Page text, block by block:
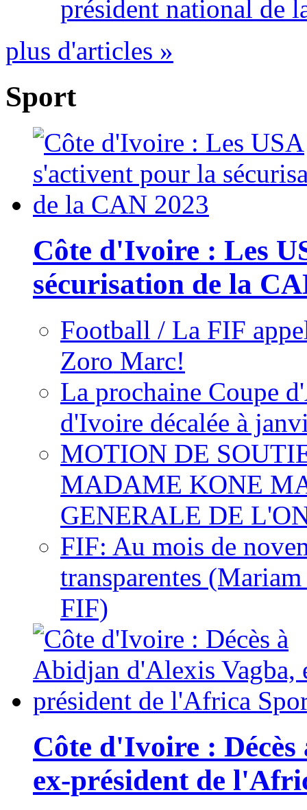
président national de
plus d'articles »
Sport
Côte d'Ivoire : Les
sécurisation de la
Football / La FIF
Zoro Marc!
La prochaine Coupe
d'Ivoire décalée à
MOTION DE
MADAME KONE
GENERALE DE
FIF: Au mois de
transparentes
FIF)
Côte d'Ivoire :
ex-président de